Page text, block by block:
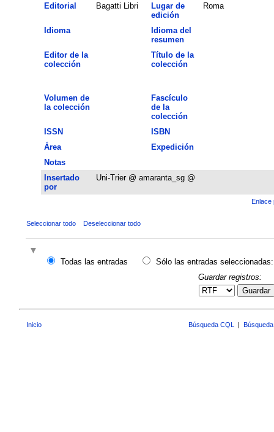
Editorial
Bagatti Libri
Lugar de
edición
Roma
Idioma
Idioma del
resumen
Editor de la
colección
Título de la
colección
Volumen de
la colección
Fascículo
de la
colección
ISSN
ISBN
Área
Expedición
Notas
Insertado
por
Uni-Trier @ amaranta_sg @
Enlace
Seleccionar todo Deseleccionar todo
Todas las entradas
Sólo las entradas seleccionadas:
Guardar registros:
Guardar
Inicio Búsqueda CQL